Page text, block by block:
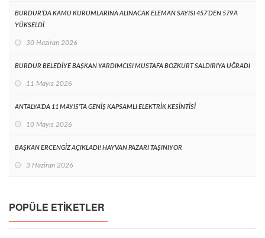
BURDUR’DA KAMU KURUMLARINA ALINACAK ELEMAN SAYISI 457’DEN 579’A
YÜKSELDİ
30 Haziran 2026
BURDUR BELEDİYE BAŞKAN YARDIMCISI MUSTAFA BOZKURT SALDIRIYA UĞRADI
11 Mayıs 2026
ANTALYA’DA 11 MAYIS’TA GENİŞ KAPSAMLI ELEKTRİK KESİNTİSİ
10 Mayıs 2026
BAŞKAN ERCENGİZ AÇIKLADI! HAYVAN PAZARI TAŞINIYOR
3 Haziran 2026
POPÜLE ETIKETLER